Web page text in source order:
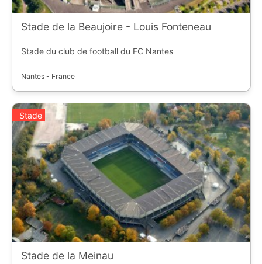
Stade de la Beaujoire - Louis Fonteneau
Stade du club de football du FC Nantes
Nantes - France
Stade
Stade de la Meinau